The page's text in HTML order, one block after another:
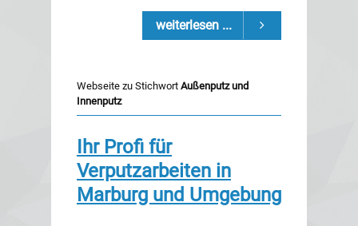
weiterlesen ...
Webseite zu Stichwort Außenputz und
Innenputz
Ihr Profi für
Verputzarbeiten in
Marburg und Umgebung